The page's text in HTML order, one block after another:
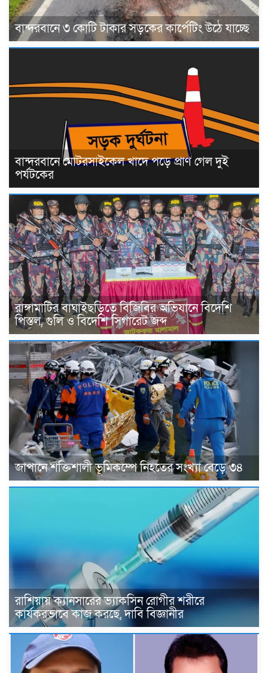
বান্দরবানে ৩ কোটি টাকার সড়কের কার্পেটিং উঠে যাচ্ছে
বান্দরবানে মোটরসাইকেল খাদে পড়ে প্রাণ গেল দুই
পর্যটকের
রাঙ্গামাটির বাঘাইছড়িতে বিজিবির অভিযানে বিদেশি
পিস্তল, গুলি ও বিদেশি সিগারেট জব্দ
জাপানে শক্তিশালী ভূমিকম্পে নিহতের সংখ্যা বেড়ে ৩৪
রাশিয়ায় ক্যানসারের ভ্যাকসিন রোগীর শরীরে
কার্যকরভাবে কাজ করছে, দাবি বিজ্ঞানীর